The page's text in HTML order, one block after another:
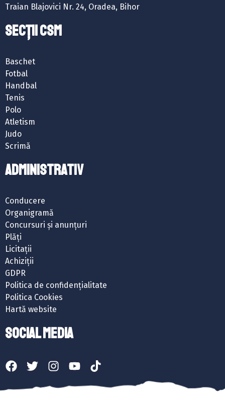
Traian Blajovici Nr. 24, Oradea, Bihor
SECȚII CSM
Baschet
Fotbal
Handbal
Tenis
Polo
Atletism
Judo
Scrimă
ADMINISTRATIV
Conducere
Organigramă
Concursuri și anunțuri
Plăți
Licitații
Achiziții
GDPR
Politica de confidențialitate
Politica Cookies
Hartă website
SOCIAL MEDIA